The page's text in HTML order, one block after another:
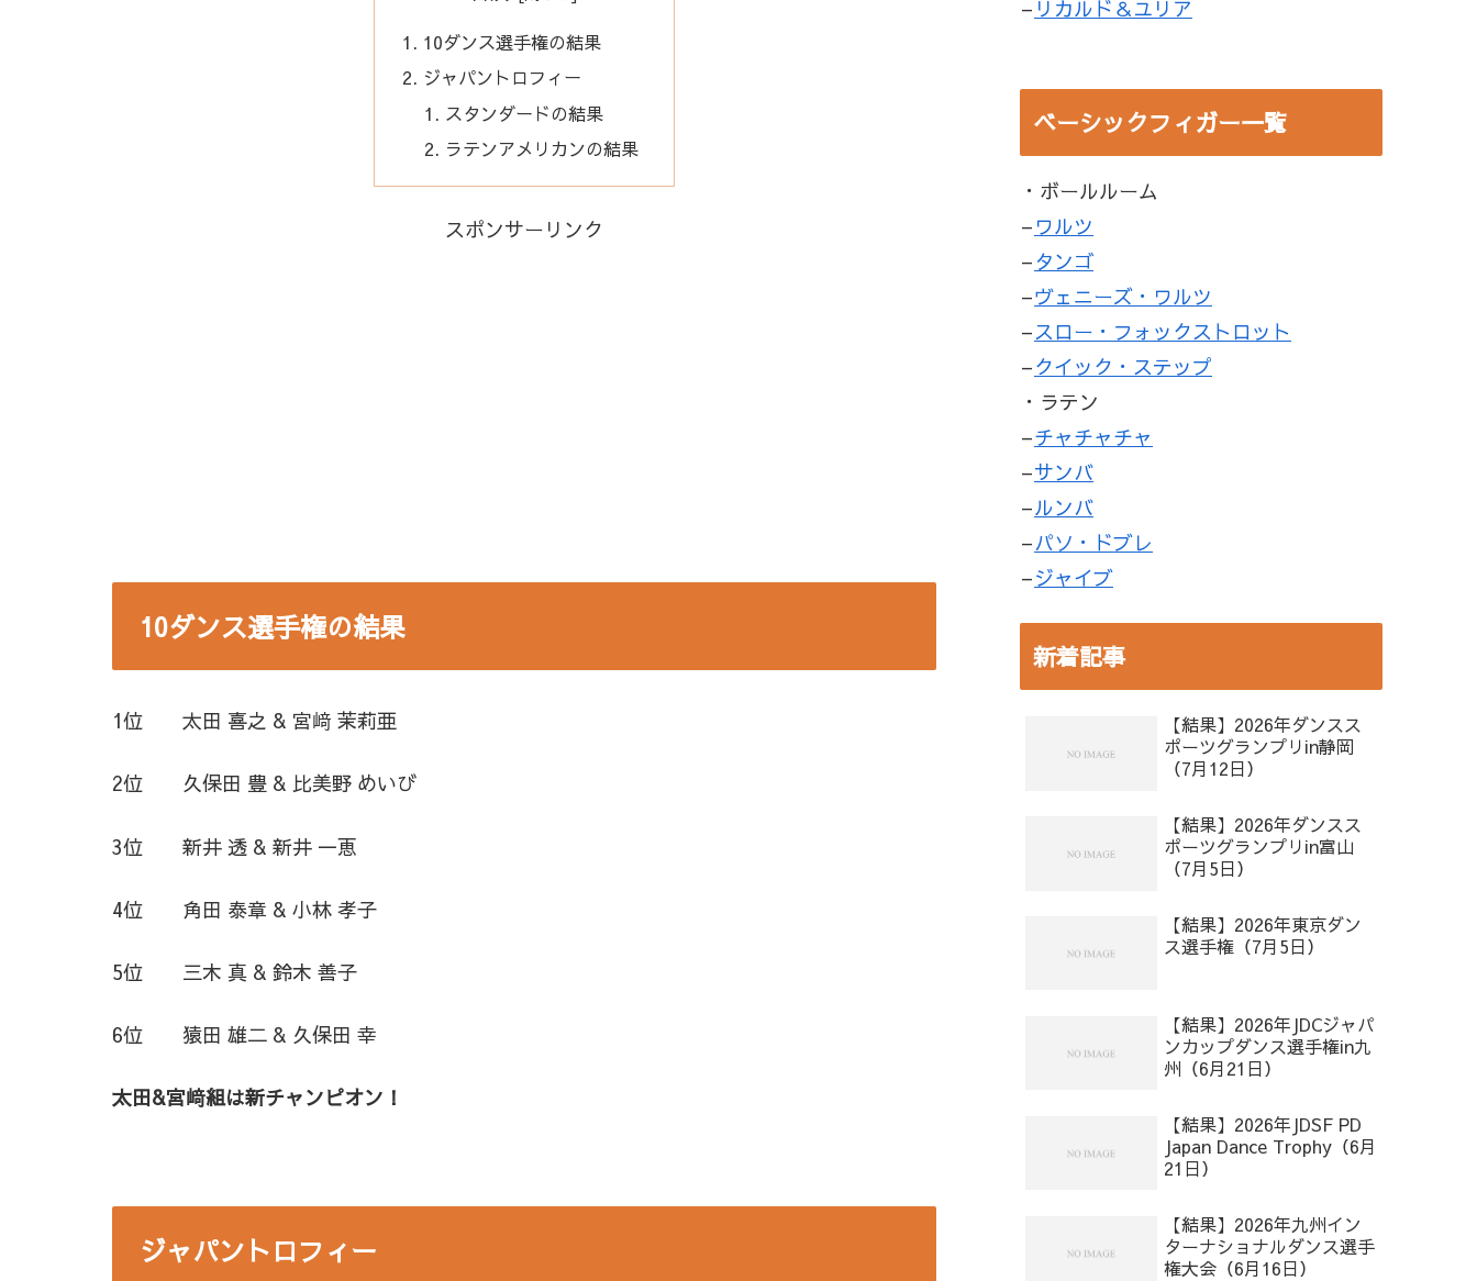
10ダンス選手権の結果
ジャパントロフィー
スタンダードの結果
ラテンアメリカンの結果
スポンサーリンク
10ダンス選手権の結果
1位 太田 喜之 & 宮﨑 茉莉亜
2位 久保田 豊 & 比美野 めいび
3位 新井 透 & 新井 一恵
4位 角田 泰章 & 小林 孝子
5位 三木 真 & 鈴木 善子
6位 猿田 雄二 & 久保田 幸
太田&宮﨑組は新チャンピオン！
ジャパントロフィー
– リカルド＆ユリア
ベーシックフィガー一覧
・ボールルーム
– ワルツ
– タンゴ
–ヴェニーズ・ワルツ
–スロー・フォックストロット
–クイック・ステップ
・ラテン
–チャチャチャ
–サンバ
–ルンバ
–パソ・ドブレ
–ジャイブ
新着記事
【結果】2026年ダンスス
ポーツグランプリin静岡
（7月12日）
【結果】2026年ダンスス
ポーツグランプリin富山
（7月5日）
【結果】2026年東京ダン
ス選手権（7月5日）
【結果】2026年JDCジャパ
ンカップダンス選手権in九
州（6月21日）
【結果】2026年JDSF PD
Japan Dance Trophy（6月
21日）
【結果】2026年九州イン
ターナショナルダンス選手
権大会（6月16日）